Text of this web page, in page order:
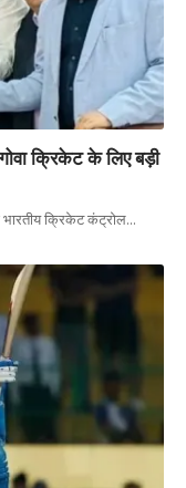
क्रिकेट के लिए बड़ी
भारतीय क्रिकेट कंट्रोल…